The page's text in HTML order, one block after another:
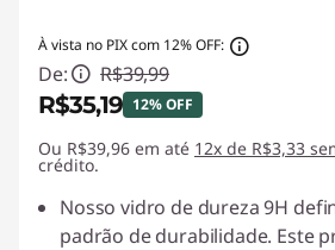
À vista no PIX com 12% OFF:
De: R$39,99
R$35,19 12% OFF
Economias instantâneas :-
Ou R$39,96 em até 12x de R$3,33
crédito.
Nosso vidro de dureza 9H
padrão de durabilidade. Este